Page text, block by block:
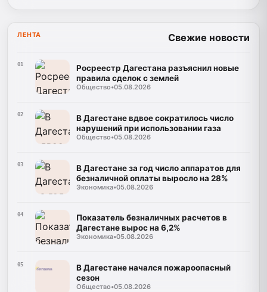
ЛЕНТА Свежие новости
01
Росреестр Дагестана разъяснил новые
правила сделок с землей
Общество•05.08.2026
02
В Дагестане вдвое сократилось число
нарушений при использовании газа
Общество•05.08.2026
03
В Дагестане за год число аппаратов для
безналичной оплаты выросло на 28%
Экономика•05.08.2026
04
Показатель безналичных расчетов в
Дагестане вырос на 6,2%
Экономика•05.08.2026
05
В Дагестане начался пожароопасный
сезон
Общество•05.08.2026